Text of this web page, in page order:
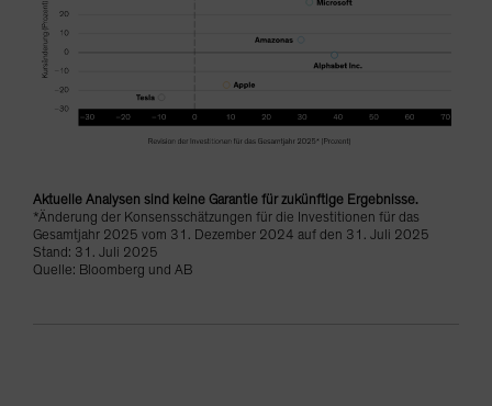
Aktuelle Analysen sind keine Garantie für zukünftige Ergebnisse.
*Änderung der Konsensschätzungen für die Investitionen für das
Gesamtjahr 2025 vom 31. Dezember 2024 auf den 31. Juli 2025
Stand: 31. Juli 2025
Quelle: Bloomberg und AB